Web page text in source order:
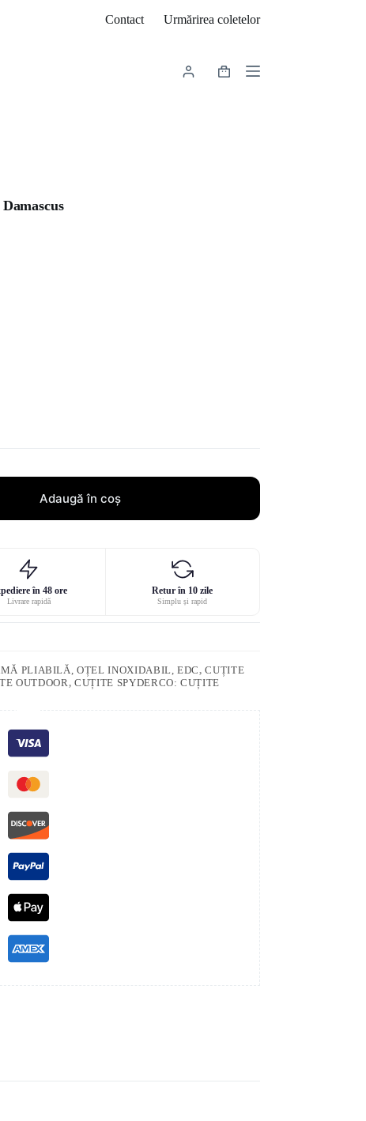
Contact Urmărirea coletelor
Coș
Adaugă în coș
în 48 ore
Livrare rapidă
Retur în 10 zile
Simplu și rapid
PLIABILĂ, OȚEL INOXIDABIL, EDC,CUȚITE
OUTDOOR,CUȚITE SPYDERCO: CUȚITE